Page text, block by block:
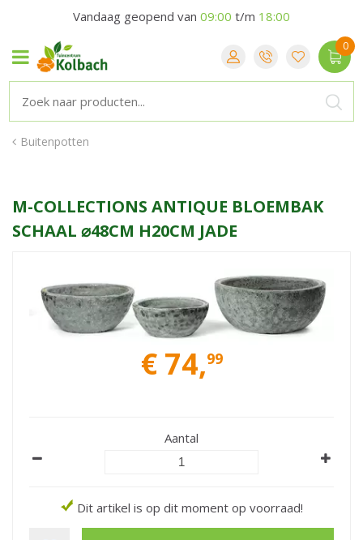
Buitenpotten
Vandaag geopend van 09:00 t/m 18:00
M-COLLECTIONS ANTIQUE BLOEMBAK
SCHAAL ⌀48CM H20CM JADE
€ 74,99
Aantal
Dit artikel is op dit moment op voorraad!